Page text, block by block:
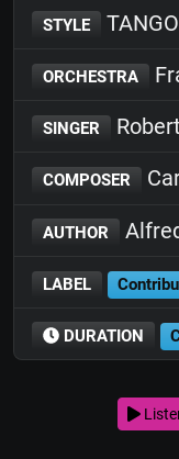
STYLE TANGO
ORCHESTRA
SINGER
COMPOSER
AUTHOR
LABEL
DURATION